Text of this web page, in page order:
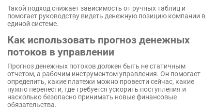
Такой подход снижает зависимость от ручных таблиц и
помогает руководству видеть денежную позицию компании в
единой системе.
Как использовать прогноз денежных
потоков в управлении
Прогноз денежных потоков должен быть не статичным
отчетом, а рабочим инструментом управления. Он помогает
определить, какие платежи можно провести сейчас, какие
нужно перенести, где требуется ускорить поступления и
насколько безопасно принимать новые финансовые
обязательства.